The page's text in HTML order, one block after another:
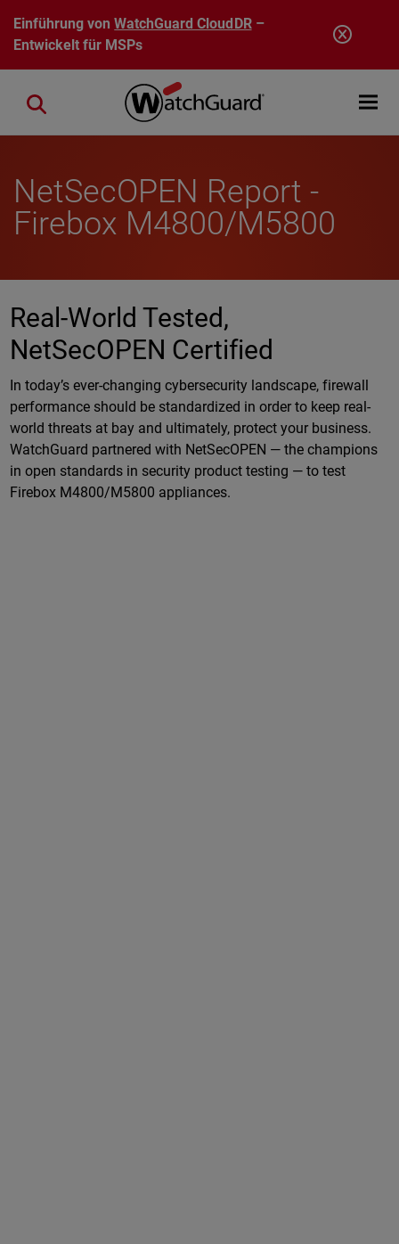
Direkt zum Inhalt
Einführung vonWatchGuard CloudDR–
Entwickelt für MSPs
Open
Close search
NetSecOPEN Report -
Firebox M4800/M5800
Real-World Tested,
NetSecOPEN Certified
In today’s ever-changing cybersecurity landscape, firewall
performance should be standardized in order to keep real-
world threats at bay and ultimately, protect your business.
WatchGuard partnered with NetSecOPEN — the champions
in open standards in security product testing — to test
Firebox M4800/M5800 appliances.